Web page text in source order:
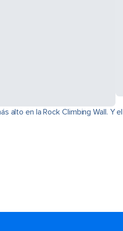
alto en la Rock Climbing Wall.